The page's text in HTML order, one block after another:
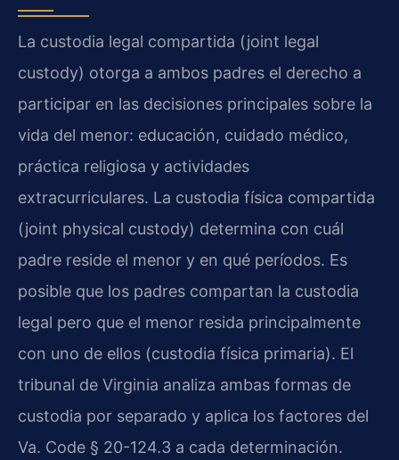
La custodia legal compartida (joint legal
custody) otorga a ambos padres el derecho a
participar en las decisiones principales sobre la
vida del menor: educación, cuidado médico,
práctica religiosa y actividades
extracurriculares. La custodia física compartida
(joint physical custody) determina con cuál
padre reside el menor y en qué períodos. Es
posible que los padres compartan la custodia
legal pero que el menor resida principalmente
con uno de ellos (custodia física primaria). El
tribunal de Virginia analiza ambas formas de
custodia por separado y aplica los factores del
Va. Code § 20-124.3 a cada determinación.